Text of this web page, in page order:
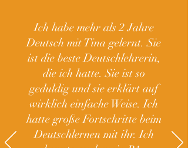
Ich habe mehr als 2 Jahre
Deutsch mit Tina gelernt. Sie
ist die beste Deutschlehrerin,
die ich hatte. Sie ist so
geduldig und sie erklärt auf
wirklich einfache Weise. Ich
hatte große Fortschritte beim
Deutschlernen mit ihr. Ich